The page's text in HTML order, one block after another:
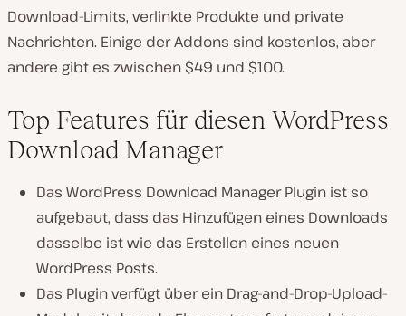
Download-Limits, verlinkte Produkte und private
Nachrichten. Einige der Addons sind kostenlos, aber
andere gibt es zwischen $49 und $100.
Top Features für diesen WordPress
Download Manager
Das WordPress Download Manager Plugin ist so
aufgebaut, dass das Hinzufügen eines Downloads
dasselbe ist wie das Erstellen eines neuen
WordPress Posts.
Das Plugin verfügt über ein Drag-and-Drop-Upload-